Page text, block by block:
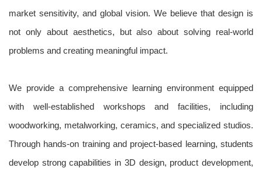
market sensitivity, and global vision. We believe that design is
not only about aesthetics, but also about solving real-world
problems and creating meaningful impact.
We provide a comprehensive learning environment equipped
with well-established workshops and facilities, including
woodworking, metalworking, ceramics, and specialized studios.
Through hands-on training and project-based learning, students
develop strong capabilities in 3D design, product development,